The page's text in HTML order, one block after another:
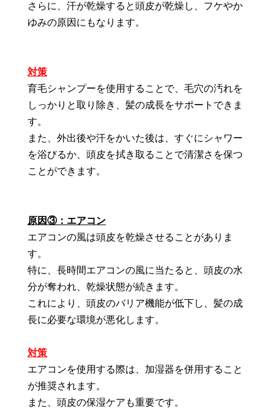
さらに、汗が乾燥すると頭皮が乾燥し、フケやか
ゆみの原因にもなります。
対策
育毛シャンプーを使用することで、毛穴の汚れを
しっかりと取り除き、髪の成長をサポートできま
す。
また、外出後や汗をかいた後は、すぐにシャワー
を浴びるか、頭皮を拭き取ることで清潔さを保つ
ことができます。
原因③：エアコン
エアコンの風は頭皮を乾燥させることがありま
す。
特に、長時間エアコンの風に当たると、頭皮の水
分が奪われ、乾燥状態が続きます。
これにより、頭皮のバリア機能が低下し、髪の成
長に必要な環境が悪化します。
対策
エアコンを使用する際は、加湿器を併用すること
が推奨されます。
また、頭皮の保湿ケアも重要です。